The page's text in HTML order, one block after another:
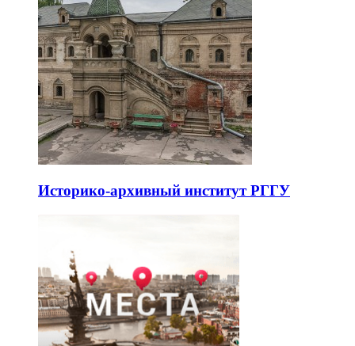
Историко-архивный институт РГГУ